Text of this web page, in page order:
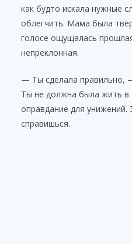
как будто искала нужные
облегчить. Мама была
голосе ощущалась
непреклонная.
— Ты сделала правильно,
Ты не должна была жить
оправдание для унижений.
справишься.